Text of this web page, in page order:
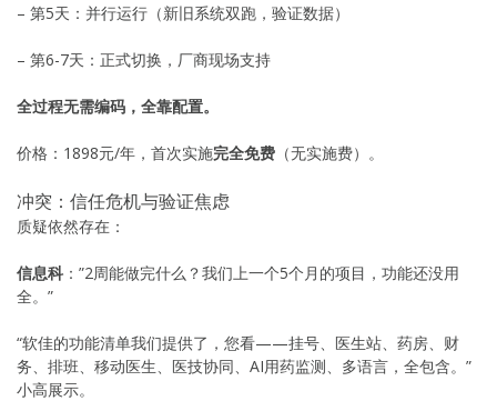
– 第5天：并行运行（新旧系统双跑，验证数据）
– 第6-7天：正式切换，厂商现场支持
全过程无需编码，全靠配置。
价格：1898元/年，首次实施完全免费 （无实施费）。
冲突：信任危机与验证焦虑
质疑依然存在：
信息科 ：”2周能做完什么？我们上一个5个月的项目，功能还没用
全。”
“软佳的功能清单我们提供了，您看——挂号、医生站、药房、财
务、排班、移动医生、医技协同、AI用药监测、多语言，全包含。”
小高展示。